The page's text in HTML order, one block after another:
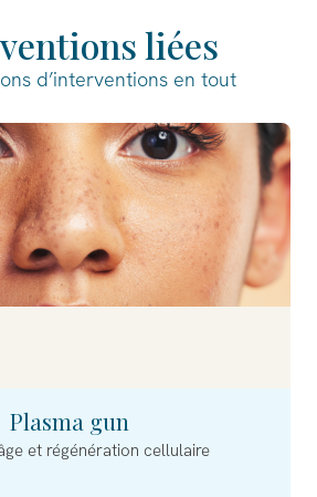
liées
d’interventions en tout
Plasma gun
et régénération cellulaire